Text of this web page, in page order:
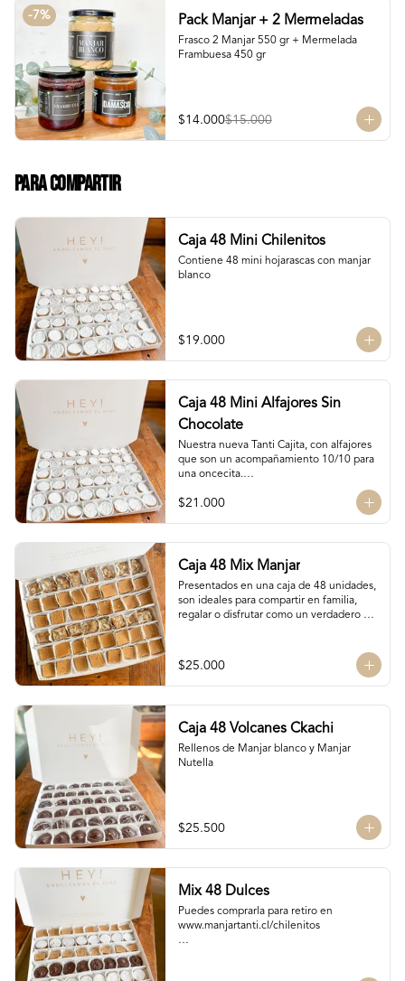
-7% Pack Manjar + 2 Mermeladas
Frasco 2 Manjar 550 gr + Mermelada
Frambuesa 450 gr
$14.000$15.000
Para Compartir
Caja 48 Mini Chilenitos
Contiene 48 mini hojarascas con manjar
blanco
$19.000
Caja 48 Mini Alfajores Sin
Chocolate
Nuestra nueva Tanti Cajita, con alfajores
que son un acompañamiento 10/10 para
una oncecita.
Contiene 48 mini alfajores de galletas de
vainilla con manjar blanco
$21.000
Caja 48 Mix Manjar
Presentados en una caja de 48 unidades,
son ideales para compartir en familia,
regalar o disfrutar como un verdadero
16 Bocados Manjar Nuez Duro
16 Bocados Manjar blanco Duro
$25.000
Caja 48 Volcanes Ckachi
Rellenos de Manjar blanco y Manjar
Nutella
$25.500
Mix 48 Dulces
Puedes comprarla para retiro en
www.manjartanti.cl/chilenitos